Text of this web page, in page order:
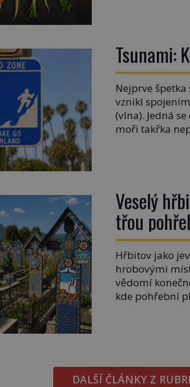
Tsunami:
Nejprve
vznikl
(vlna). Jedná
moři takřka
Veselý
třou
Hřbitov jako
hrobovými
vědomí
kde pohřební
nedaleko
DALŠÍ ČLÁNKY Z